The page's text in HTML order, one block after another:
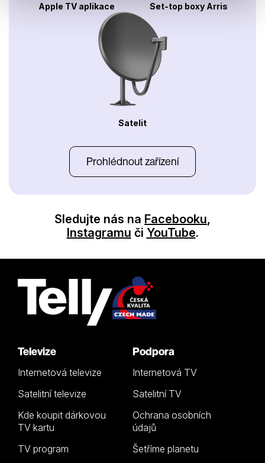
Apple TV aplikace Set-top boxy Arris
Satelit
Prohlédnout zařízení
Sledujte nás na Facebooku,
Instagramu či YouTube.
Televize
Internetová televize
Satelitní televize
Kde koupit dárkovou
TV kartu
TV program
Podpora
Internetová TV
Satelitní TV
Ochrana osobních
údajů
Šetříme planetu